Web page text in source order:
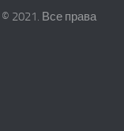
© 2021. Все права